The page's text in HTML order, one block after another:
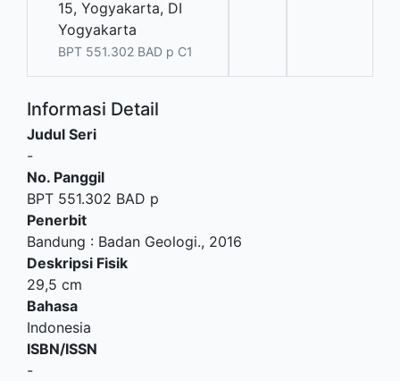
15, Yogyakarta, DI
Yogyakarta
BPT 551.302 BAD p C1
Informasi Detail
Judul Seri
-
No. Panggil
BPT 551.302 BAD p
Penerbit
Bandung : Badan Geologi., 2016
Deskripsi Fisik
29,5 cm
Bahasa
Indonesia
ISBN/ISSN
-